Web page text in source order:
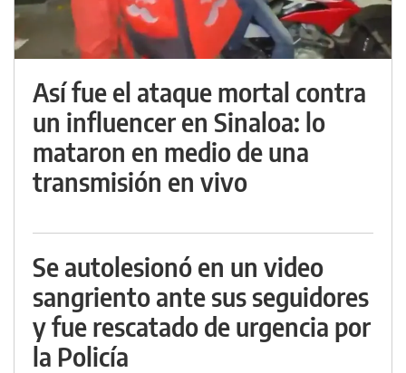
Así fue el ataque mortal contra
un influencer en Sinaloa: lo
mataron en medio de una
transmisión en vivo
Se autolesionó en un video
sangriento ante sus seguidores
y fue rescatado de urgencia por
la Policía